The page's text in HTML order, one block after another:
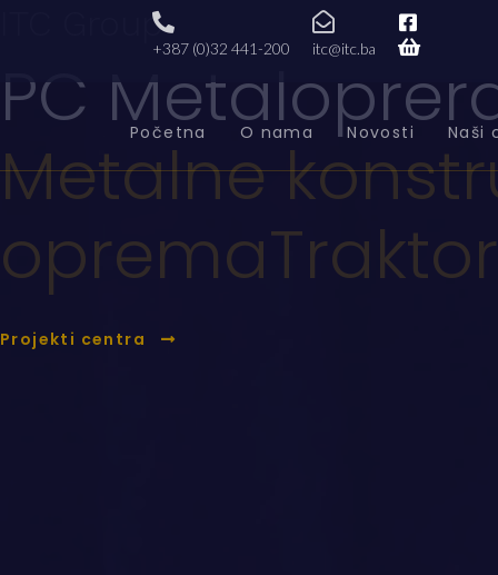
+387 (0)32 441-200 itc@itc.ba
Početna O nama Novosti Naši
ITC Group
PC
Metalne
oprema
Projekti centra